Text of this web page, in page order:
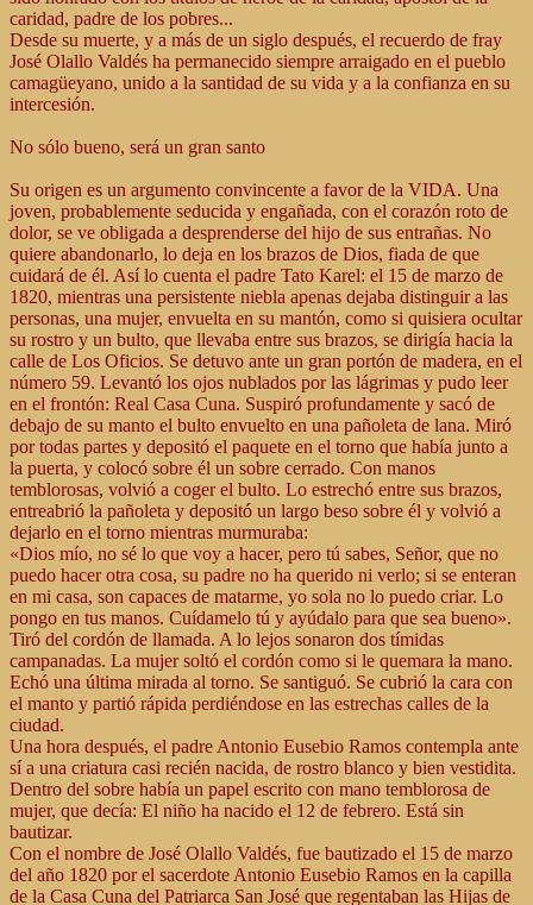
caridad, padre de los pobres...
Desde su muerte, y a más de un siglo después, el recuerdo de fray
José Olallo Valdés ha permanecido siempre arraigado en el pueblo
camagüeyano, unido a la santidad de su vida y a la confianza en su
intercesión.
No sólo bueno, será un gran santo
Su origen es un argumento convincente a favor de la VIDA. Una
joven, probablemente seducida y engañada, con el corazón roto de
dolor, se ve obligada a desprenderse del hijo de sus entrañas. No
quiere abandonarlo, lo deja en los brazos de Dios, fiada de que
cuidará de él. Así lo cuenta el padre Tato Karel: el 15 de marzo de
1820, mientras una persistente niebla apenas dejaba distinguir a las
personas, una mujer, envuelta en su mantón, como si quisiera ocultar
su rostro y un bulto, que llevaba entre sus brazos, se dirigía hacia la
calle de Los Oficios. Se detuvo ante un gran portón de madera, en el
número 59. Levantó los ojos nublados por las lágrimas y pudo leer
en el frontón: Real Casa Cuna. Suspiró profundamente y sacó de
debajo de su manto el bulto envuelto en una pañoleta de lana. Miró
por todas partes y depositó el paquete en el torno que había junto a
la puerta, y colocó sobre él un sobre cerrado. Con manos
temblorosas, volvió a coger el bulto. Lo estrechó entre sus brazos,
entreabrió la pañoleta y depositó un largo beso sobre él y volvió a
dejarlo en el torno mientras murmuraba:
«Dios mío, no sé lo que voy a hacer, pero tú sabes, Señor, que no
puedo hacer otra cosa, su padre no ha querido ni verlo; si se enteran
en mi casa, son capaces de matarme, yo sola no lo puedo criar. Lo
pongo en tus manos. Cuídamelo tú y ayúdalo para que sea bueno».
Tiró del cordón de llamada. A lo lejos sonaron dos tímidas
campanadas. La mujer soltó el cordón como si le quemara la mano.
Echó una última mirada al torno. Se santiguó. Se cubrió la cara con
el manto y partió rápida perdiéndose en las estrechas calles de la
ciudad.
Una hora después, el padre Antonio Eusebio Ramos contempla ante
sí a una criatura casi recién nacida, de rostro blanco y bien vestidita.
Dentro del sobre había un papel escrito con mano temblorosa de
mujer, que decía: El niño ha nacido el 12 de febrero. Está sin
bautizar.
Con el nombre de José Olallo Valdés, fue bautizado el 15 de marzo
del año 1820 por el sacerdote Antonio Eusebio Ramos en la capilla
de la Casa Cuna del Patriarca San José que regentaban las Hijas de